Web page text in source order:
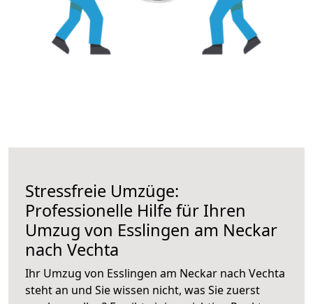
Stressfreie Umzüge:
Professionelle Hilfe für Ihren
Umzug von Esslingen am Neckar
nach Vechta
Ihr Umzug von Esslingen am Neckar nach Vechta
steht an und Sie wissen nicht, was Sie zuerst